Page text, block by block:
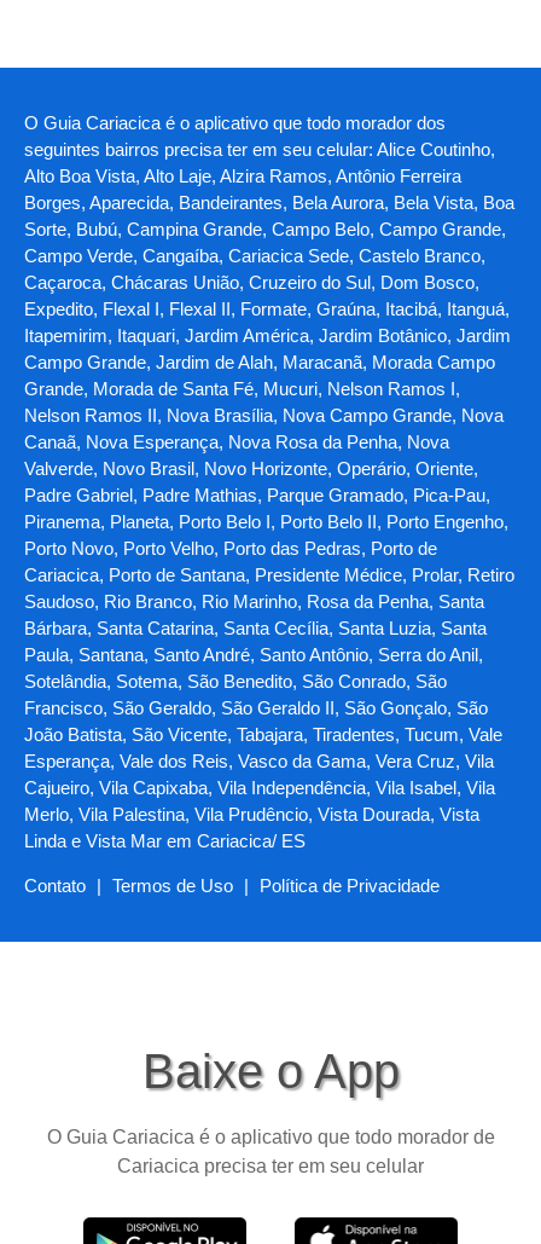
O Guia Cariacica é o aplicativo que todo morador dos
seguintes bairros precisa ter em seu celular: Alice Coutinho,
Alto Boa Vista, Alto Laje, Alzira Ramos, Antônio Ferreira
Borges, Aparecida, Bandeirantes, Bela Aurora, Bela Vista, Boa
Sorte, Bubú, Campina Grande, Campo Belo, Campo Grande,
Campo Verde, Cangaíba, Cariacica Sede, Castelo Branco,
Caçaroca, Chácaras União, Cruzeiro do Sul, Dom Bosco,
Expedito, Flexal I, Flexal II, Formate, Graúna, Itacibá, Itanguá,
Itapemirim, Itaquari, Jardim América, Jardim Botânico, Jardim
Campo Grande, Jardim de Alah, Maracanã, Morada Campo
Grande, Morada de Santa Fé, Mucuri, Nelson Ramos I,
Nelson Ramos II, Nova Brasília, Nova Campo Grande, Nova
Canaã, Nova Esperança, Nova Rosa da Penha, Nova
Valverde, Novo Brasil, Novo Horizonte, Operário, Oriente,
Padre Gabriel, Padre Mathias, Parque Gramado, Pica-Pau,
Piranema, Planeta, Porto Belo I, Porto Belo II, Porto Engenho,
Porto Novo, Porto Velho, Porto das Pedras, Porto de
Cariacica, Porto de Santana, Presidente Médice, Prolar, Retiro
Saudoso, Rio Branco, Rio Marinho, Rosa da Penha, Santa
Bárbara, Santa Catarina, Santa Cecília, Santa Luzia, Santa
Paula, Santana, Santo André, Santo Antônio, Serra do Anil,
Sotelândia, Sotema, São Benedito, São Conrado, São
Francisco, São Geraldo, São Geraldo II, São Gonçalo, São
João Batista, São Vicente, Tabajara, Tiradentes, Tucum, Vale
Esperança, Vale dos Reis, Vasco da Gama, Vera Cruz, Vila
Cajueiro, Vila Capixaba, Vila Independência, Vila Isabel, Vila
Merlo, Vila Palestina, Vila Prudêncio, Vista Dourada, Vista
Linda e Vista Mar em Cariacica/ ES
Contato | Termos de Uso | Política de Privacidade
Baixe o App
O Guia Cariacica é o aplicativo que todo morador de
Cariacica precisa ter em seu celular